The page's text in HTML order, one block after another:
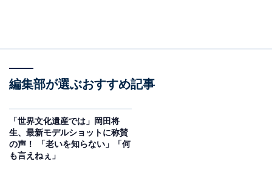
編集部が選ぶおすすめ記事
「世界文化遺産では」岡田将
生、最新モデルショットに称賛
の声！ 「老いを知らない」「何
も言えねぇ」